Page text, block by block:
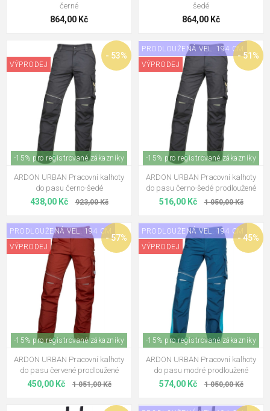
černé
864,00 Kč
šedé
864,00 Kč
- 53%
-15% pro registrované zákazníky
VÝPRODEJ
ARDON URBAN Pracovní kalhoty
do pasu černo-šedé
438,00 Kč 923,00 Kč
PRODLOUŽENÁ VEL. 194 CM
- 51%
-15% pro registrované zákazníky
VÝPRODEJ
ARDON URBAN Pracovní kalhoty
do pasu černo-šedé prodloužené
516,00 Kč 1 050,00 Kč
PRODLOUŽENÁ VEL. 194 CM
- 57%
-15% pro registrované zákazníky
VÝPRODEJ
ARDON URBAN Pracovní kalhoty
do pasu červené prodloužené
450,00 Kč 1 051,00 Kč
PRODLOUŽENÁ VEL. 194 CM
- 45%
-15% pro registrované zákazníky
VÝPRODEJ
ARDON URBAN Pracovní kalhoty
do pasu modré prodloužené
574,00 Kč 1 050,00 Kč